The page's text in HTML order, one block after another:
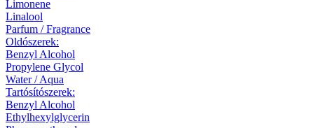
Limonene
Linalool
Parfum / Fragrance
Oldószerek:
Benzyl Alcohol
Propylene Glycol
Water / Aqua
Tartósítószerek:
Benzyl Alcohol
Ethylhexylglycerin